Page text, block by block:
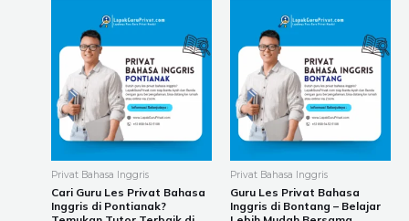
Privat Bahasa Inggris
Cari Guru Les Privat Bahasa
Inggris di Pontianak?
through
Rp8.400.000
has
multiple
variants.
The
may
chosen
Privat Bahasa Inggris
Guru Les Privat Bahasa
Inggris di Bontang – Belajar
through
Rp8.400.000
has
multiple
variants.
The
may
chosen
on